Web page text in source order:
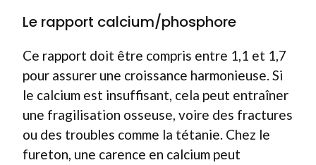
Le rapport calcium/phosphore
Ce rapport doit être compris entre 1,1 et 1,7
pour assurer une croissance harmonieuse. Si
le calcium est insuffisant, cela peut entraîner
une fragilisation osseuse, voire des fractures
ou des troubles comme la tétanie. Chez le
fureton, une carence en calcium peut